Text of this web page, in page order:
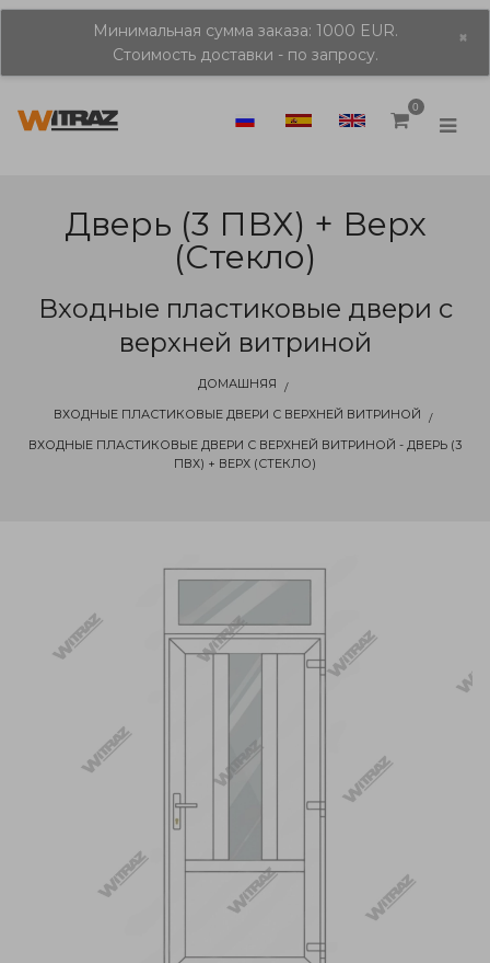
Минимальная сумма заказа: 1000 EUR.
Стоимость доставки - по запросу.
×
0
Дверь (3 ПВХ) + Верх
(стекло)
Входные пластиковые двери с
верхней витриной
ДОМАШНЯЯ
ВХОДНЫЕ ПЛАСТИКОВЫЕ ДВЕРИ С ВЕРХНЕЙ ВИТРИНОЙ
ВХОДНЫЕ ПЛАСТИКОВЫЕ ДВЕРИ С ВЕРХНЕЙ ВИТРИНОЙ - ДВЕРЬ (3
ПВХ) + ВЕРХ (СТЕКЛО)